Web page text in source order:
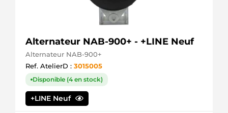
Alternateur NAB-900+ - +LINE Neuf
Alternateur NAB-900+
Ref. AtelierD : 3015005
Disponible (4 en stock)
+LINE Neuf